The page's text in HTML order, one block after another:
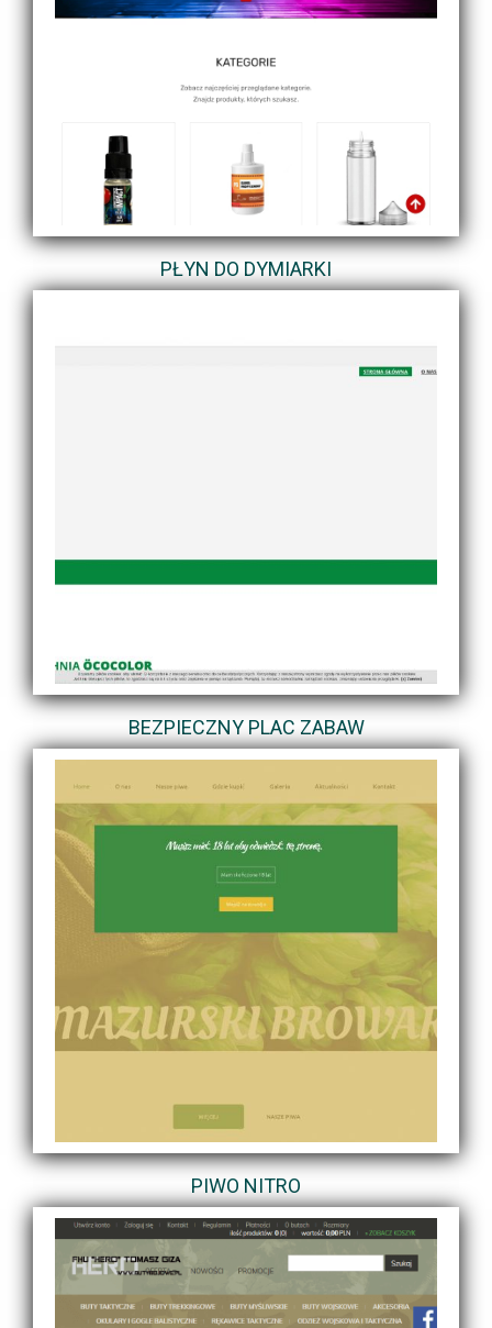
PŁYN DO DYMIARKI
BEZPIECZNY PLAC ZABAW
PIWO NITRO